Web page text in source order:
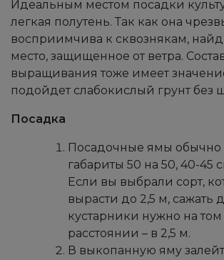
Идеальным местом посадки
легкая полутень. Так как она
восприимчива к сквознякам,
место, защищенное от ветра.
выращивания тоже имеет
подойдет слабокислый грунт без
Посадка
Посадочные ямы
габариты 50 на 50, 40-45
Если вы выбрали сорт,
вырасти до 2,5 м, сажать
кустарники нужно на
расстоянии – в 2,5 м.
В выкопанную яму